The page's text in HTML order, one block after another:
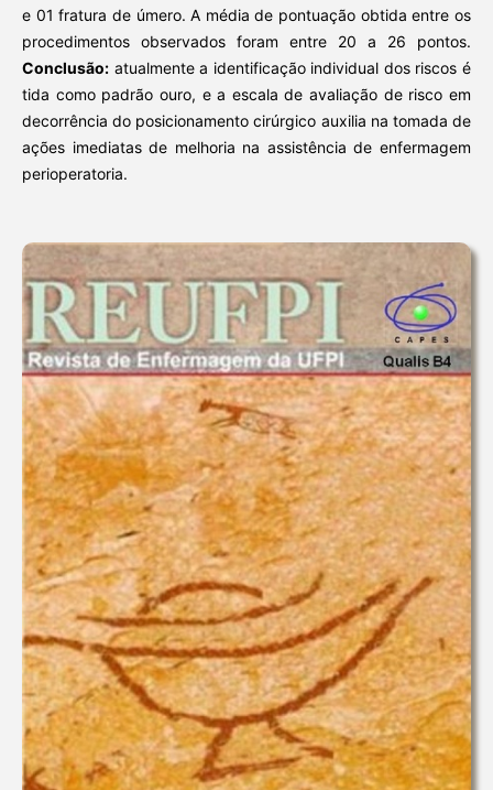
e 01 fratura de úmero. A média de pontuação obtida entre os
procedimentos observados foram entre 20 a 26 pontos.
Conclusão:atualmente a identificação individual dos riscos é
tida como padrão ouro, e a escala de avaliação de risco em
decorrência do posicionamento cirúrgico auxilia na tomada de
ações imediatas de melhoria na assistência de enfermagem
perioperatoria.